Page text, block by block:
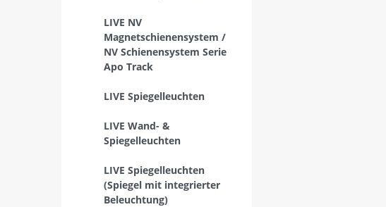
LIVE NV
Magnetschienensystem /
NV Schienensystem Serie
Apo Track
LIVE Spiegelleuchten
LIVE Wand- &
Spiegelleuchten
LIVE Spiegelleuchten
(Spiegel mit integrierter
Beleuchtung)